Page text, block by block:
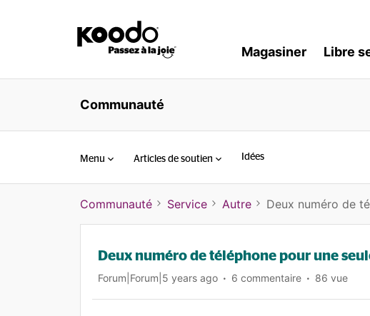
Magasiner Libre
Communauté
Menu Articles de soutien Idées
Communauté Service Autre Deux numéro de
Deux numéro de téléphone pour une
Forum|Forum|5 years ago 6 commentaire 86 vue